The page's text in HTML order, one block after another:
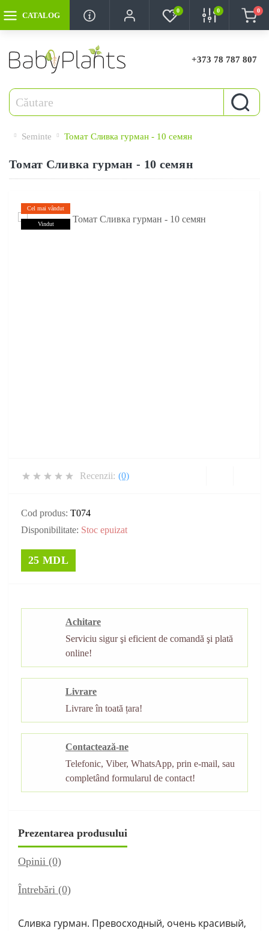
CATALOG
0 0 0
+373 78 787 807
Seminte Томат Сливка гурман - 10 семян
Томат Сливка гурман - 10 семян
Cel mai vândut
Vindut
Recenzii: (0)
Cod produs: T074
Disponibilitate: Stoc epuizat
25 MDL
Achitare
Serviciu sigur şi eficient de comandă şi plată
online!
Livrare
Livrare în toată țara!
Contactează-ne
Telefonic, Viber, WhatsApp, prin e-mail, sau
completând formularul de contact!
Prezentarea produsului
Opinii (0)
Întrebări (0)
Сливка гурман. Превосходный, очень красивый,